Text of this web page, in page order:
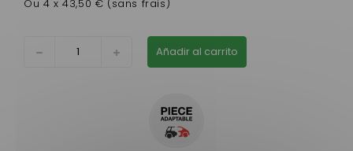
Ou 4 x 43,50 € (sans frais)
Añadir al carrito